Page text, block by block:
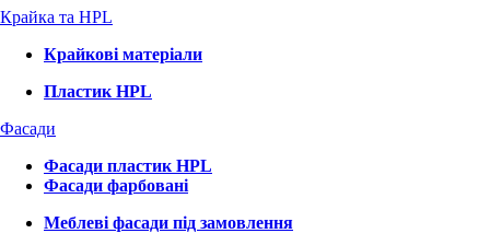
Крайка та HPL
Крайкові матеріали
Пластик HPL
Фасади
Фасади пластик HPL
Фасади фарбовані
Меблеві фасади під замовлення